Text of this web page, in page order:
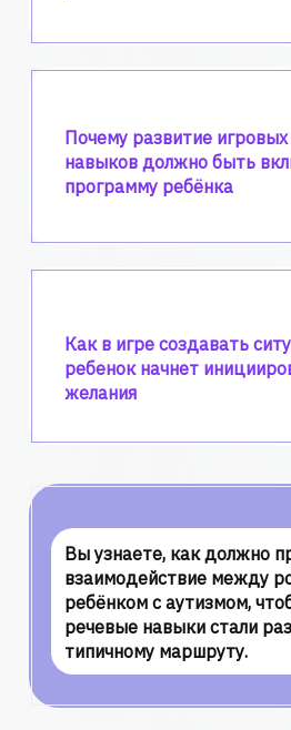
Почему развитие
навыков должно быть
программу ребёнка
Как в игре создавать
ребенок начнет
желания
Вы узнаете, как должно
взаимодействие между
ребёнком с аутизмом,
речевые навыки стали
типичному маршруту.